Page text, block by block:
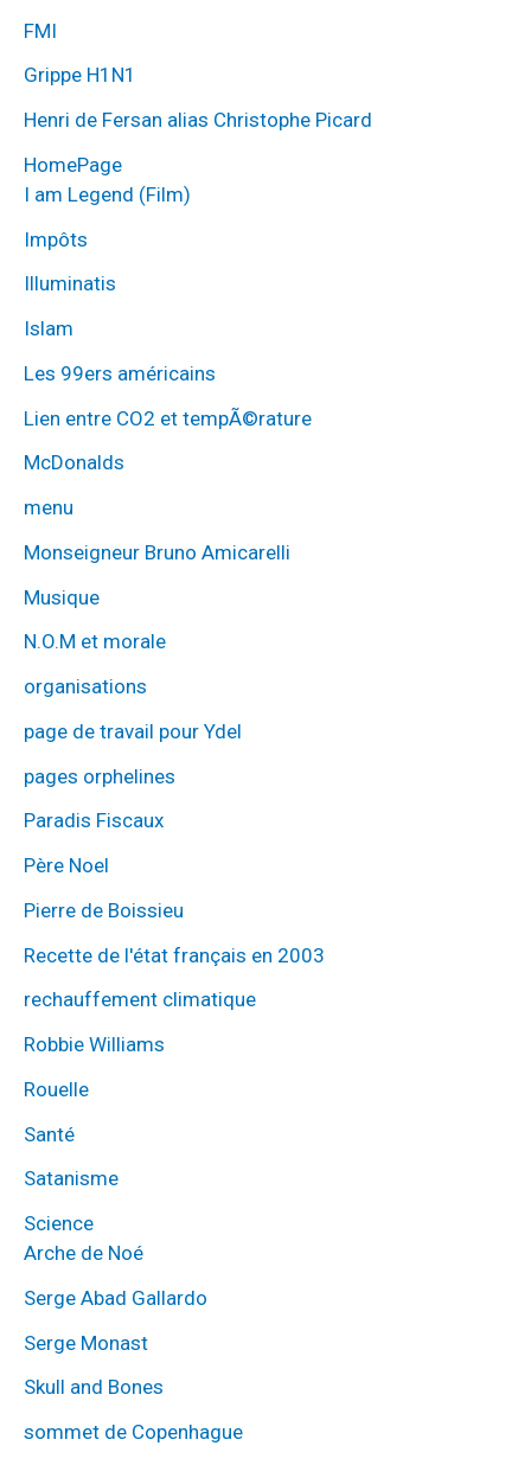
FMI
Grippe H1N1
Henri de Fersan alias Christophe Picard
HomePage
I am Legend (Film)
Impôts
Illuminatis
Islam
Les 99ers américains
Lien entre CO2 et tempÃ©rature
McDonalds
menu
Monseigneur Bruno Amicarelli
Musique
N.O.M et morale
organisations
page de travail pour Ydel
pages orphelines
Paradis Fiscaux
Père Noel
Pierre de Boissieu
Recette de l'état français en 2003
rechauffement climatique
Robbie Williams
Rouelle
Santé
Satanisme
Science
Arche de Noé
Serge Abad Gallardo
Serge Monast
Skull and Bones
sommet de Copenhague